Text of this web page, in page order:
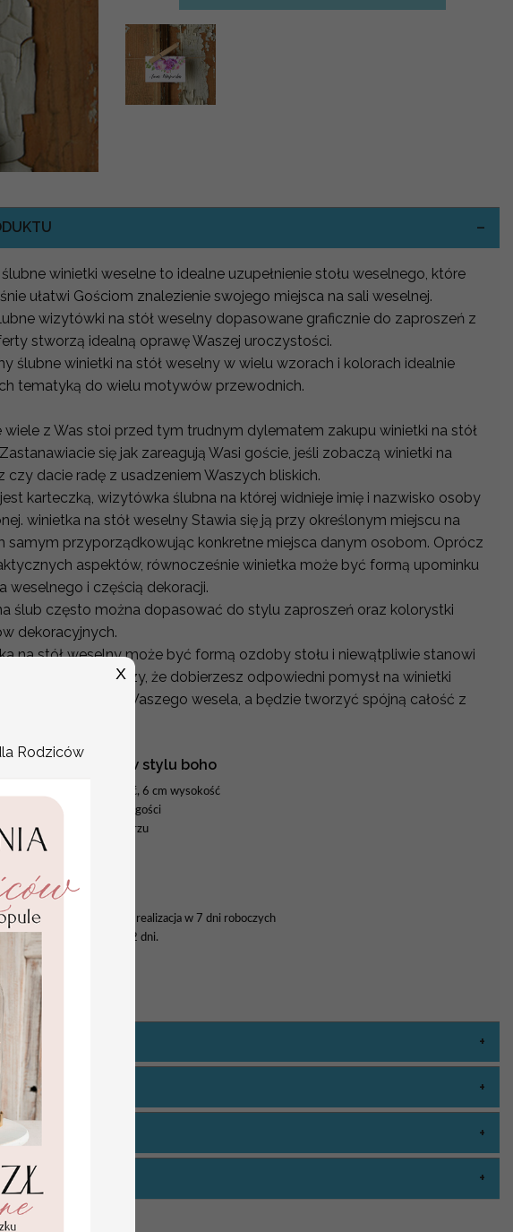
winietki weselne to idealne uzupełnienie stołu weselnego, które
ułatwi Gościom znalezienie swojego miejsca na sali weselnej.
wizytówki na stół weselny dopasowane graficznie do zaproszeń z
stworzą idealną oprawę Waszej uroczystości.
ślubne winietki na stół weselny w wielu wzorach i kolorach idealnie
tematyką do wielu motywów przewodnich.
wiele z Was stoi przed tym trudnym dylematem zakupu winietki na stół
się jak zareagują Wasi goście, jeśli zobaczą winietki na
czy dacie radę z usadzeniem Waszych bliskich.
karteczką, wizytówka ślubna na której widnieje imię i nazwisko osoby
winietka na stół weselny Stawia się ją przy określonym miejscu na
samym przyporządkowując konkretne miejsca danym osobom. Oprócz
aspektów, równocześnie winietka może być formą upominku
weselnego i częścią dekoracji.
ślub często można dopasować do stylu zaproszeń oraz kolorystki
dekoracyjnych.
na stół weselny może być formą ozdoby stołu i niewątpliwie stanowi
Wystarczy, że dobierzesz odpowiedni pomysł na winietki
stylu i kolorystyki Waszego wesela, a będzie tworzyć spójną całość z
z grafikami w stylu boho
9cm szerokość, 6 cm wysokość
z nadrukiem danych gości
dołączyć w formularzu
20 sztuk
do wartości zamówienia i realizacja w 7 dni roboczych
wpłaty+ dostawa 1-2 dni.
Rodziców
X